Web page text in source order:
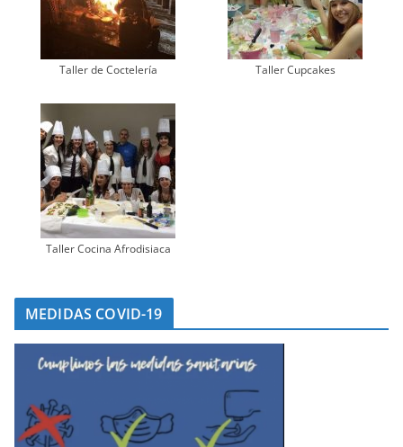
Taller de Coctelería Taller Cupcakes
Taller Cocina Afrodisiaca
MEDIDAS COVID-19